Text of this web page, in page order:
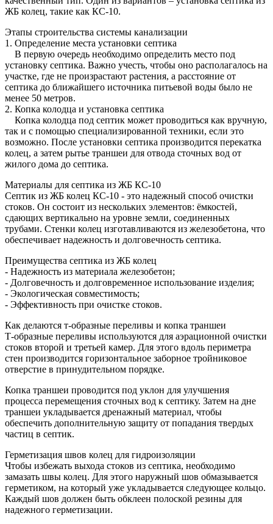
ЖБ колец, такие как КС-10.
Этапы строительства системы канализации
1. Определение места установки септика
В первую очередь необходимо определить место под
установку септика. Важно учесть, чтобы оно располагалось на
участке, где не произрастают растения, а расстояние от
септика до ближайшего источника питьевой воды было не
менее 50 метров.
2. Копка колодца и установка септика
Копка колодца под септик может проводиться как вручную,
так и с помощью специализированной техники, если это
возможно. После установки септика производится перекатка
колец, а затем рытье траншеи для отвода сточных вод от
жилого дома до септика.
Материалы для септика из ЖБ КС-10
Септик из ЖБ колец КС-10 - это надежный способ очистки
стоков. Он состоит из нескольких элементов: ёмкостей,
сдающих вертикально на уровне земли, соединенных
трубами. Стенки колец изготавливаются из железобетона, что
обеспечивает надежность и долговечность септика.
Преимущества септика из ЖБ колец
- Надежность из материала железобетон;
- Долговечность и долговременное использование изделия;
- Экологическая совместимость;
- Эффективность при очистке стоков.
Как делаются т-образные переливы и копка траншеи
Т-образные переливы используются для аэрационной очистки
стоков второй и третьей камер. Для этого вдоль периметра
стен производится горизонтальное заборное тройниковое
отверстие в принудительном порядке.
Копка траншеи проводится под уклон для улучшения
процесса перемещения сточных вод к септику. Затем на дне
траншеи укладывается дренажный материал, чтобы
обеспечить дополнительную защиту от попадания твердых
частиц в септик.
Герметизация швов колец для гидроизоляции
Чтобы избежать выхода стоков из септика, необходимо
замазать швы колец. Для этого наружный шов обмазывается
герметиком, на который уже укладывается следующее кольцо.
Каждый шов должен быть обклеен полоской резины для
надежного герметизации.